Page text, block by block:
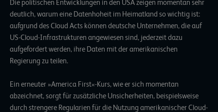
Die politischen Entwicklungen in den USA zeigen momentan sehr
deutlich, warum eine Datenhoheit im Heimatland so wichtig ist:
aufgrund desCloud Acts können deutsche Unternehmen, die auf
US-Cloud-Infrastrukturen angewiesen sind, jederzeit dazu
aufgefordert werden, ihre Daten mit der amerikanischen
Regierung zu teilen.
Ein erneuter »America First«-Kurs, wie er sich momentan
abzeichnet, sorgt für zusätzliche Unsicherheiten, beispielsweise
durch strengere Regularien für die Nutzung amerikanischer Cloud-